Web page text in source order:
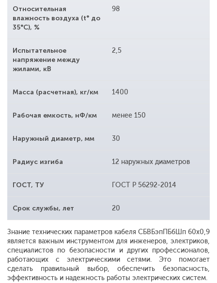
Относительная
влажность воздуха (t° до
35°С), %
98
Испытательное
напряжение между
жилами, кВ
2,5
Масса (расчетная), кг/км 1400
Рабочая емкость, нФ/км менее 150
Наружный диаметр, мм 30
Радиус изгиба 12 наружных диаметров
ГОСТ, ТУ ГОСТ Р 56292-2014
Срок службы, лет 20
Знание технических параметров кабеля СБВБэпПБбШп 60х0,9
является важным инструментом для инженеров, электриков,
специалистов по безопасности и других профессионалов,
работающих с электрическими сетями. Это помогает
сделать правильный выбор, обеспечить безопасность,
эффективность и надежность работы электрических систем.